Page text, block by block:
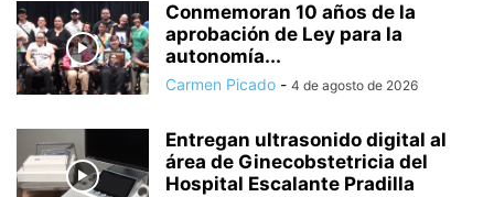
Conmemoran 10 años de la
aprobación de Ley para la
autonomía...
Carmen Picado - 4 de agosto de 2026
Entregan ultrasonido digital al
área de Ginecobstetricia del
Hospital Escalante Pradilla